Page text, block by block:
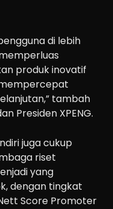
di lebih
produk inovatif
tambah
Presiden XPENG.
juga cukup
riset
yang
dengan tingkat
Score Promoter